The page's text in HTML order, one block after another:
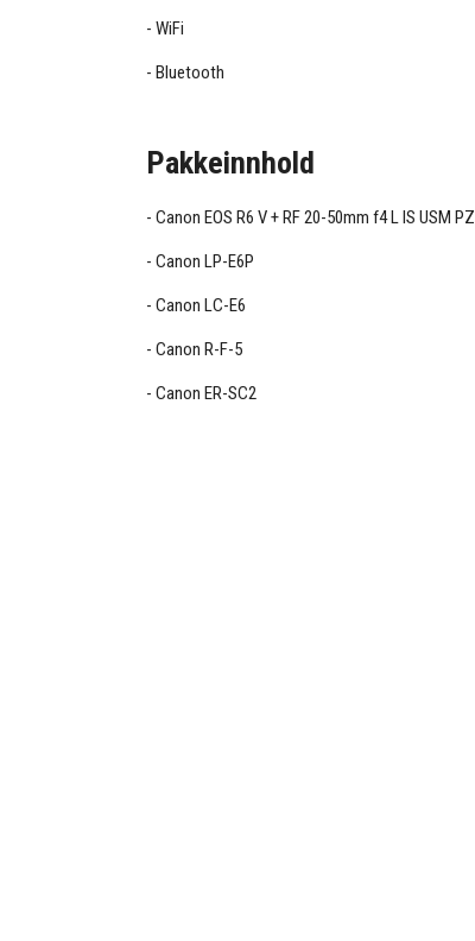
WiFi
Bluetooth
Pakkeinnhold
Canon EOS R6 V + RF 20-50mm f4 L IS USM PZ
Canon LP-E6P
Canon LC-E6
Canon R-F-5
Canon ER-SC2